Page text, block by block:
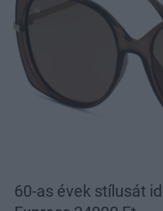
60-as évek stílusát